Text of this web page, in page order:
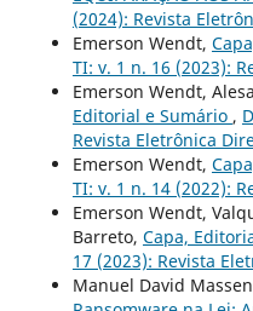
(2024): Revista
Emerson Wendt,
TI: v. 1 n. 16 (2023):
Emerson Wendt,
Editorial e Sumário ,
Revista Eletrônica
Emerson Wendt,
TI: v. 1 n. 14 (2022):
Emerson Wendt,
Barreto, Capa,
17 (2023): Revista
Manuel David